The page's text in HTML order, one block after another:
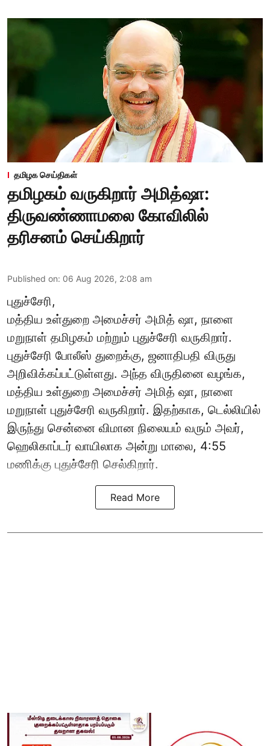
தமிழக செய்திகள்
தமிழகம் வருகிறார் அமித்ஷா:
திருவண்ணாமலை கோவிலில்
தரிசனம் செய்கிறார்
Published on: 06 Aug 2026, 2:08 am
புதுச்சேரி,
மத்திய உள்துறை அமைச்சர் அமித் ஷா, நாளை
மறுநாள் தமிழகம் மற்றும் புதுச்சேரி வருகிறார்.
புதுச்சேரி போலீஸ் துறைக்கு, ஜனாதிபதி விருது
அறிவிக்கப்பட்டுள்ளது. அந்த விருதினை வழங்க,
மத்திய உள்துறை அமைச்சர் அமித் ஷா, நாளை
மறுநாள் புதுச்சேரி வருகிறார். இதற்காக, டெல்லியில்
இருந்து சென்னை விமான நிலையம் வரும் அவர்,
ஹெலிகாப்டர் வாயிலாக அன்று மாலை, 4:55
மணிக்கு புதுச்சேரி செல்கிறார்.
Read More